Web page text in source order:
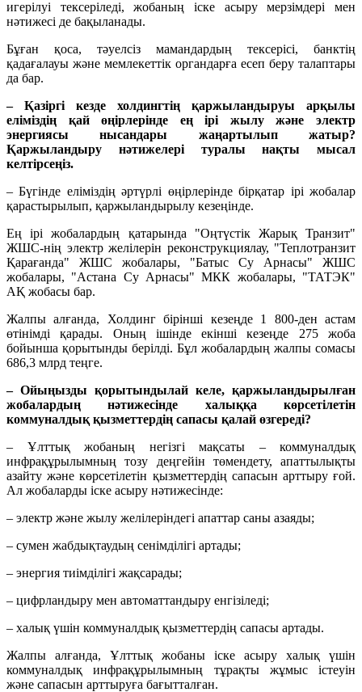
игерілуі тексеріледі, жобаның іске асыру мерзімдері мен
нәтижесі де бақыланады.
Бұған қоса, тәуелсіз мамандардың тексерісі, банктің
қадағалауы және мемлекеттік органдарға есеп беру талаптары
да бар.
– Қазіргі кезде холдингтің қаржыландыруы арқылы
еліміздің қай өңірлерінде ең ірі жылу және электр
энергиясы нысандары жаңартылып жатыр?
Қаржыландыру нәтижелері туралы нақты мысал
келтірсеңіз.
– Бүгінде еліміздің әртүрлі өңірлерінде бірқатар ірі жобалар
қарастырылып, қаржыландырылу кезеңінде.
Ең ірі жобалардың қатарында "Оңтүстік Жарық Транзит"
ЖШС-нің электр желілерін реконструкциялау, "Теплотранзит
Қарағанда" ЖШС жобалары, "Батыс Су Арнасы" ЖШС
жобалары, "Астана Су Арнасы" МКК жобалары, "ТАТЭК"
АҚ жобасы бар.
Жалпы алғанда, Холдинг бірінші кезеңде 1 800-ден астам
өтінімді қарады. Оның ішінде екінші кезеңде 275 жоба
бойынша қорытынды берілді. Бұл жобалардың жалпы сомасы
686,3 млрд теңге.
– Ойыңызды қорытындылай келе, қаржыландырылған
жобалардың нәтижесінде халыққа көрсетілетін
коммуналдық қызметтердің сапасы қалай өзгереді?
– Ұлттық жобаның негізгі мақсаты – коммуналдық
инфрақұрылымның тозу деңгейін төмендету, апаттылықты
азайту және көрсетілетін қызметтердің сапасын арттыру ғой.
Ал жобаларды іске асыру нәтижесінде:
– электр және жылу желілеріндегі апаттар саны азаяды;
– сумен жабдықтаудың сенімділігі артады;
– энергия тиімділігі жақсарады;
– цифрландыру мен автоматтандыру енгізіледі;
– халық үшін коммуналдық қызметтердің сапасы артады.
Жалпы алғанда, Ұлттық жобаны іске асыру халық үшін
коммуналдық инфрақұрылымның тұрақты жұмыс істеуін
және сапасын арттыруға бағытталған.